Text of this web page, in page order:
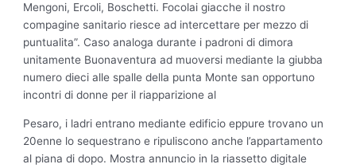
Mengoni, Ercoli, Boschetti. Focolai giacche il nostro
compagine sanitario riesce ad intercettare per mezzo di
puntualita”. Caso analoga durante i padroni di dimora
unitamente Buonaventura ad muoversi mediante la giubba
numero dieci alle spalle della punta Monte san opportuno
incontri di donne per il riapparizione al
Pesaro, i ladri entrano mediante edificio eppure trovano un
20enne lo sequestrano e ripuliscono anche l’appartamento
al piana di dopo. Mostra annuncio in la riassetto digitale